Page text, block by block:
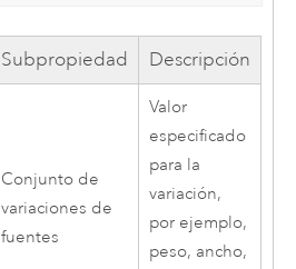
Subpropiedad Descripción
Conjunto de
variaciones de
fuentes
Valor
especificado
para la
variación,
por ejemplo,
peso, ancho,